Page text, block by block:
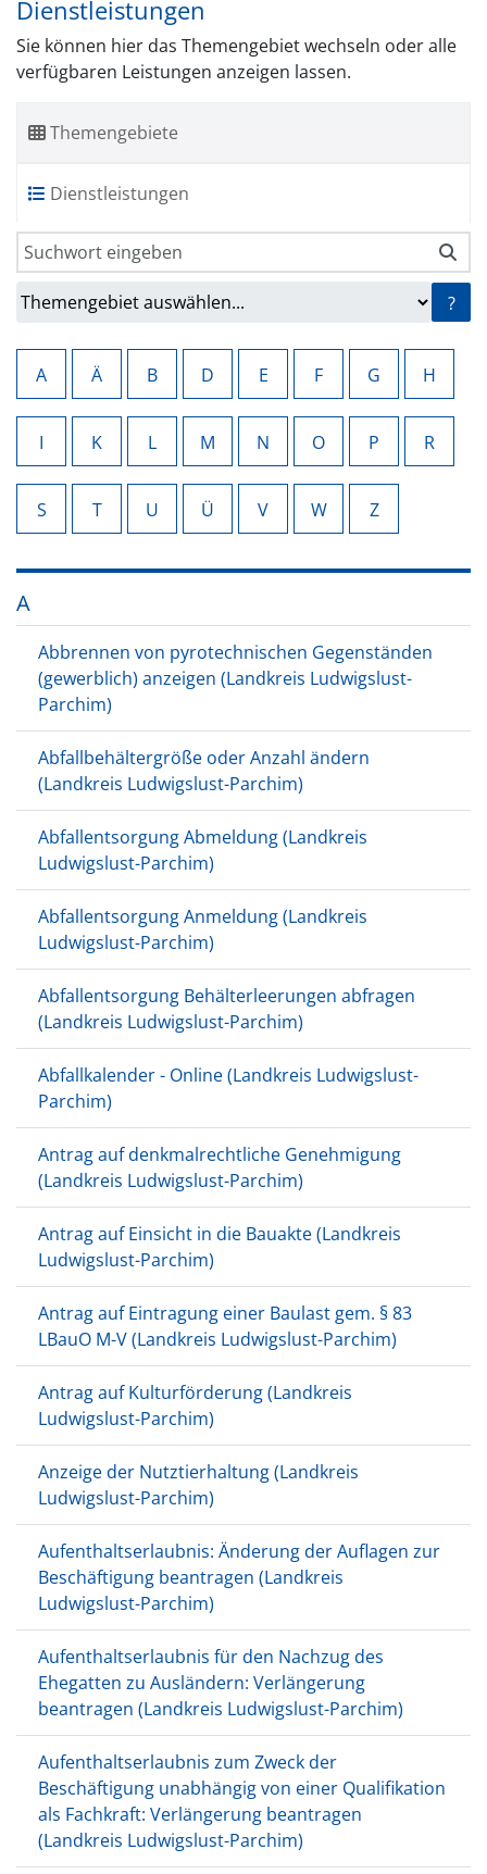
Dienstleistungen
Sie können hier das Themengebiet wechseln oder alle
verfügbaren Leistungen anzeigen lassen.
Themengebiete
Dienstleistungen
?
A Ä B D E F G H
I K L M N O P R
S T U Ü V W Z
A
Abbrennen von pyrotechnischen Gegenständen
(gewerblich) anzeigen (Landkreis Ludwigslust-
Parchim)
Abfallbehältergröße oder Anzahl ändern
(Landkreis Ludwigslust-Parchim)
Abfallentsorgung Abmeldung (Landkreis
Ludwigslust-Parchim)
Abfallentsorgung Anmeldung (Landkreis
Ludwigslust-Parchim)
Abfallentsorgung Behälterleerungen abfragen
(Landkreis Ludwigslust-Parchim)
Abfallkalender - Online (Landkreis Ludwigslust-
Parchim)
Antrag auf denkmalrechtliche Genehmigung
(Landkreis Ludwigslust-Parchim)
Antrag auf Einsicht in die Bauakte (Landkreis
Ludwigslust-Parchim)
Antrag auf Eintragung einer Baulast gem. § 83
LBauO M-V (Landkreis Ludwigslust-Parchim)
Antrag auf Kulturförderung (Landkreis
Ludwigslust-Parchim)
Anzeige der Nutztierhaltung (Landkreis
Ludwigslust-Parchim)
Aufenthaltserlaubnis: Änderung der Auflagen zur
Beschäftigung beantragen (Landkreis
Ludwigslust-Parchim)
Aufenthaltserlaubnis für den Nachzug des
Ehegatten zu Ausländern: Verlängerung
beantragen (Landkreis Ludwigslust-Parchim)
Aufenthaltserlaubnis zum Zweck der
Beschäftigung unabhängig von einer Qualifikation
als Fachkraft: Verlängerung beantragen
(Landkreis Ludwigslust-Parchim)